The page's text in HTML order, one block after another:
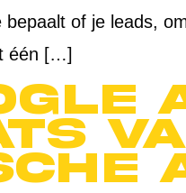
of je leads,
één […]